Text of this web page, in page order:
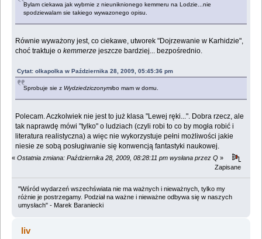
Bylam ciekawa jak wybrnie z nieuniknionego kemmeru na Lodzie...nie
spodziewalam sie takiego wywazonego opisu.
Równie wyważony jest, co ciekawe, utworek "Dojrzewanie w Karhidzie",
choć traktuje okemmerze jeszcze bardziej... bezpośrednio.
Cytat: olkapolka w Października 28, 2009, 05:45:36 pm
Sprobuje sie z Wydziedziczonymibo mam w domu.
Polecam. Aczkolwiek nie jest to już klasa "Lewej ręki...". Dobra rzecz, ale
tak naprawdę mówi "tylko" o ludziach (czyli robi to co by mogła robić i
literatura realistyczna) a więc nie wykorzystuje pełni możliwości jakie
niesie ze sobą posługiwanie się konwencją fantastyki naukowej.
« Ostatnia zmiana: Października 28, 2009, 08:28:11 pm wysłana przez Q »
Zapisane
"Wśród wydarzeń wszechświata nie ma ważnych i nieważnych, tylko my
różnie je postrzegamy. Podział na ważne i nieważne odbywa się w naszych
umysłach" - Marek Baraniecki
liv